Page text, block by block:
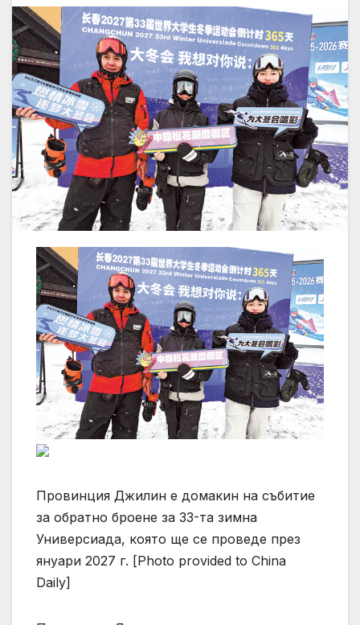
Провинция Джилин е домакин на събитие
за обратно броене за 33-та зимна
Универсиада, която ще се проведе през
януари 2027 г. [Photo provided to China
Daily]